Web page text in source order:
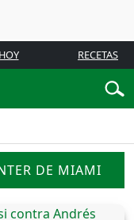
RECETAS
DE MIAMI